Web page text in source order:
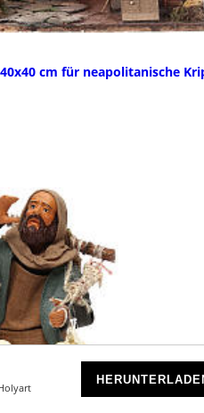
cm für neapolitanische